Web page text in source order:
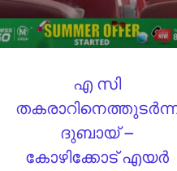
എ സി
ദുബായ് –
കോഴിക്കോട് എയർ